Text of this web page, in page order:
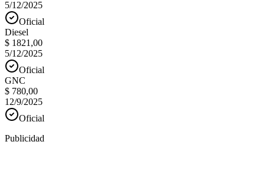
5/12/2025
Oficial
Diesel
$ 1821,00
5/12/2025
Oficial
GNC
$ 780,00
12/9/2025
Oficial
Publicidad